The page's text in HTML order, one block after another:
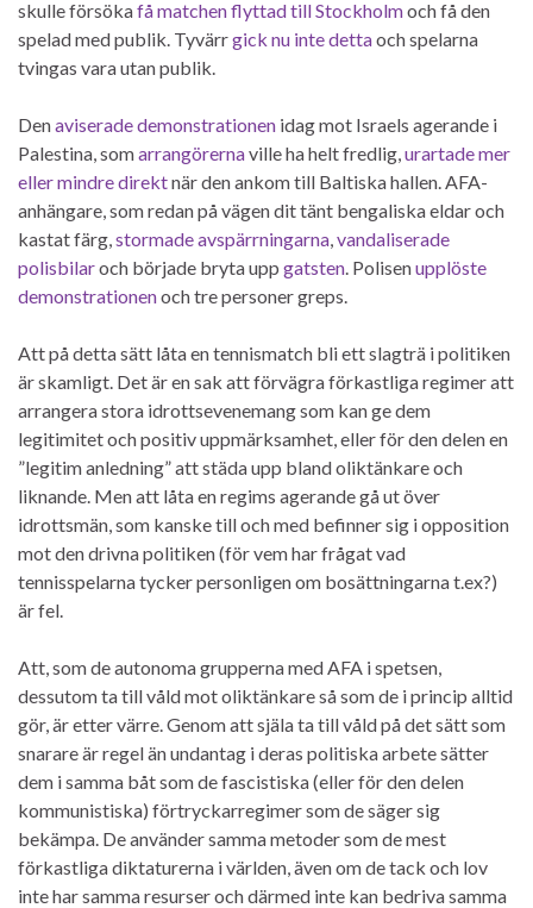
skulle försökafå matchen flyttad till Stockholmoch få den
spelad med publik. Tyvärrgick nu inte dettaoch spelarna
tvingas vara utan publik.
Denaviserade demonstrationen idag mot Israels agerande i
Palestina, somarrangörernaville ha helt fredlig,urartade mer
eller mindre direktnär den ankom till Baltiska hallen. AFA-
anhängare, som redan på vägen dit tänt bengaliska eldar och
kastat färg,stormade avspärrningarna,vandaliserade
polisbilaroch började bryta upp gatsten. Polisenupplöste
demonstrationenoch tre personer greps.
Att på detta sätt låta en tennismatch bli ett slagträ i politiken
är skamligt. Det är en sak att förvägra förkastliga regimer att
arrangera stora idrottsevenemang som kan ge dem
legitimitet och positiv uppmärksamhet, eller för den delen en
”legitim anledning” att städa upp bland oliktänkare och
liknande. Men att låta en regims agerande gå ut över
idrottsmän, som kanske till och med befinner sig i opposition
mot den drivna politiken (för vem har frågat vad
tennisspelarna tycker personligen om bosättningarna t.ex?)
är fel.
Att, som de autonoma grupperna med AFA i spetsen,
dessutom ta till våld mot oliktänkare så som de i princip alltid
gör, är etter värre. Genom att själa ta till våld på det sätt som
snarare är regel än undantag i deras politiska arbete sätter
dem i samma båt som de fascistiska (eller för den delen
kommunistiska) förtryckarregimer som de säger sig
bekämpa. De använder samma metoder som de mest
förkastliga diktaturerna i världen, även om de tack och lov
inte har samma resurser och därmed inte kan bedriva samma